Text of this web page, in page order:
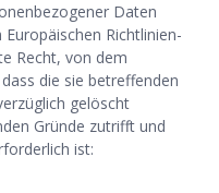
Daten
Richtlinien-
Recht, von dem
die sie betreffenden
gelöscht
Gründe zutrifft und
ist: